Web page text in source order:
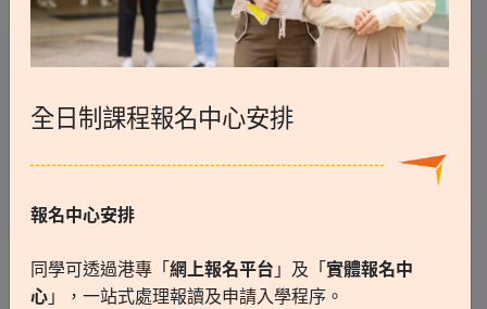
全日制課程報名中心安排
報名中心安排
同學可透過港專「網上報名平台 」及「實體報名中
心」，一站式處理報讀及申請入學程序。